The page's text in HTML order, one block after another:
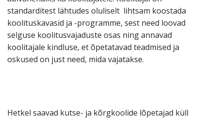
standarditest lähtudes oluliselt lihtsam koostada
koolituskavasid ja -programme, sest need loovad
selguse koolitusvajaduste osas ning annavad
koolitajale kindluse, et õpetatavad teadmised ja
oskused on just need, mida vajatakse.
Hetkel saavad kutse- ja kõrgkoolide lõpetajad küll